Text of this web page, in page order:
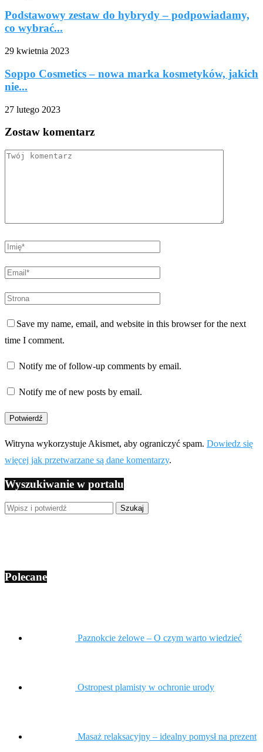
Podstawowy zestaw do hybrydy – podpowiadamy,
co wybrać...
29 kwietnia 2023
Soppo Cosmetics – nowa marka kosmetyków, jakich
nie...
27 lutego 2023
Zostaw komentarz
Save my name, email, and website in this browser for the next
time I comment.
Notify me of follow-up comments by email.
Notify me of new posts by email.
Witryna wykorzystuje Akismet, aby ograniczyć spam. Dowiedz się
więcej jak przetwarzane są dane komentarzy.
Wyszukiwanie w portalu
Polecane
Paznokcie żelowe – O czym warto wiedzieć
Ostropest plamisty w ochronie urody
Masaż relaksacyjny – idealny pomysł na prezent